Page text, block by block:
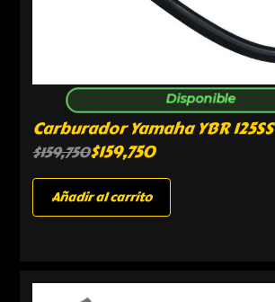
Disponible
Carburador Yamaha YBR 125SS
$159,750$159,750
Añadir al carrito